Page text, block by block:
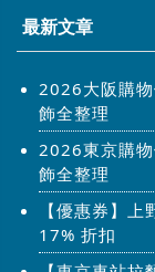
最新文章
2026大阪購
飾全整理
2026東京購
飾全整理
【優惠券】
17% 折扣